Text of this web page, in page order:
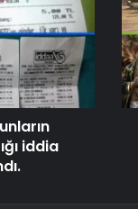
iddia